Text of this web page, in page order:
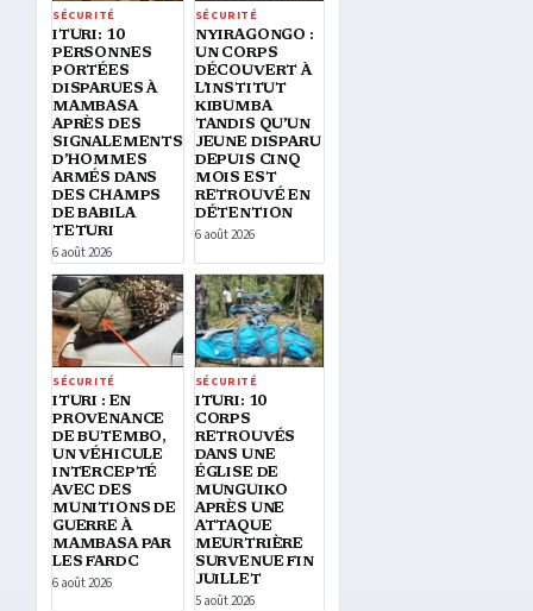
SÉCURITÉ
ITURI: 10
PERSONNES
PORTÉES
DISPARUES À
MAMBASA
APRÈS DES
SIGNALEMENTS
D’HOMMES
ARMÉS DANS
DES CHAMPS
DE BABILA
TETURI
6 août 2026
SÉCURITÉ
NYIRAGONGO :
UN CORPS
DÉCOUVERT À
L’INSTITUT
KIBUMBA
TANDIS QU’UN
JEUNE DISPARU
DEPUIS CINQ
MOIS EST
RETROUVÉ EN
DÉTENTION
6 août 2026
SÉCURITÉ
ITURI : EN
PROVENANCE
DE BUTEMBO,
UN VÉHICULE
INTERCEPTÉ
AVEC DES
MUNITIONS DE
GUERRE À
MAMBASA PAR
LES FARDC
6 août 2026
SÉCURITÉ
ITURI: 10
CORPS
RETROUVÉS
DANS UNE
ÉGLISE DE
MUNGUIKO
APRÈS UNE
ATTAQUE
MEURTRIÈRE
SURVENUE FIN
JUILLET
5 août 2026